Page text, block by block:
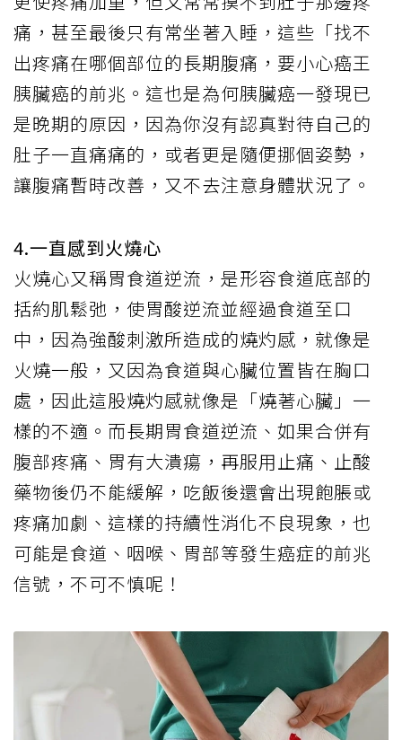
痛，甚至最後只有常坐著入睡，這些「找不
出疼痛在哪個部位的長期腹痛，要小心癌王
胰臟癌的前兆。這也是為何胰臟癌一發現已
是晚期的原因，因為你沒有認真對待自己的
肚子一直痛痛的，或者更是隨便挪個姿勢，
讓腹痛暫時改善，又不去注意身體狀況了。
4.一直感到火燒心
火燒心又稱胃食道逆流，是形容食道底部的
括約肌鬆弛，使胃酸逆流並經過食道至口
中，因為強酸刺激所造成的燒灼感，就像是
火燒一般，又因為食道與心臟位置皆在胸口
處，因此這股燒灼感就像是「燒著心臟」一
樣的不適。而長期胃食道逆流、如果合併有
腹部疼痛、胃有大潰瘍，再服用止痛、止酸
藥物後仍不能緩解，吃飯後還會出現飽脹或
疼痛加劇、這樣的持續性消化不良現象，也
可能是食道、咽喉、胃部等發生癌症的前兆
信號，不可不慎呢！